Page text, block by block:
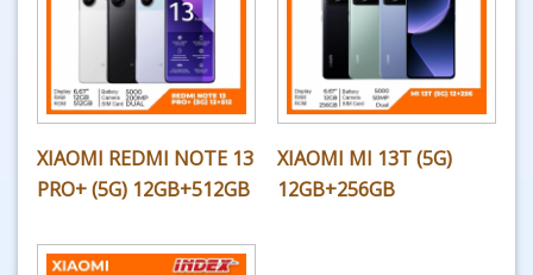
XIAOMI REDMI NOTE 13
PRO+ (5G) 12GB+512GB
XIAOMI MI 13T (5G)
12GB+256GB